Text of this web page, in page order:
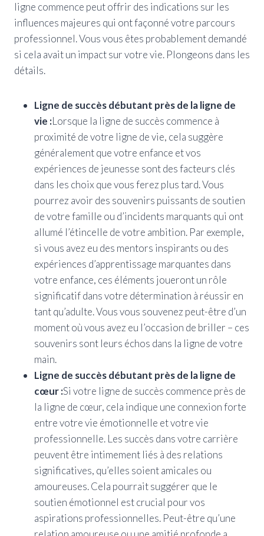
ligne commence peut offrir des indications sur les
influences majeures qui ont façonné votre parcours
professionnel. Vous vous êtes probablement demandé
si cela avait un impact sur votre vie. Plongeons dans les
détails.
Ligne de succès débutant près de la ligne de
vie :Lorsque la ligne de succès commence à
proximité de votre ligne de vie, cela suggère
généralement que votre enfance et vos
expériences de jeunesse sont des facteurs clés
dans les choix que vous ferez plus tard. Vous
pourrez avoir des souvenirs puissants de soutien
de votre famille ou d’incidents marquants qui ont
allumé l’étincelle de votre ambition. Par exemple,
si vous avez eu des mentors inspirants ou des
expériences d’apprentissage marquantes dans
votre enfance, ces éléments joueront un rôle
significatif dans votre détermination à réussir en
tant qu’adulte. Vous vous souvenez peut-être d’un
moment où vous avez eu l’occasion de briller – ces
souvenirs sont leurs échos dans la ligne de votre
main.
Ligne de succès débutant près de la ligne de
cœur :Si votre ligne de succès commence près de
la ligne de cœur, cela indique une connexion forte
entre votre vie émotionnelle et votre vie
professionnelle. Les succès dans votre carrière
peuvent être intimement liés à des relations
significatives, qu’elles soient amicales ou
amoureuses. Cela pourrait suggérer que le
soutien émotionnel est crucial pour vos
aspirations professionnelles. Peut-être qu’une